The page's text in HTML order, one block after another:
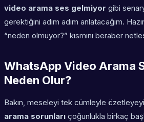
video arama ses gelmiyor gibi
gerektiğini adım adım anlatacağım.
“neden olmuyor?” kısmını beraber
WhatsApp Video Arama
Neden Olur?
Bakın, meseleyi tek cümleyle
arama sorunları çoğunlukla birkaç